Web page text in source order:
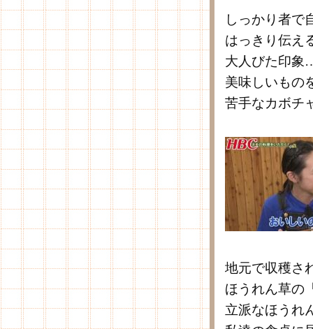
しっかり者で
はっきり伝え
大人びた印象
美味しいもの
苦手なカボチ
地元で収穫さ
ほうれん草の
立派なほうれ